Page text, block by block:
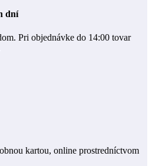
dní
Pri objednávke do 14:00 tovar
kartou, online prostredníctvom